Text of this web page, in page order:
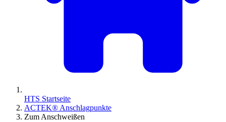
HTS Startseite
ACTEK® Anschlagpunkte
Zum Anschweißen